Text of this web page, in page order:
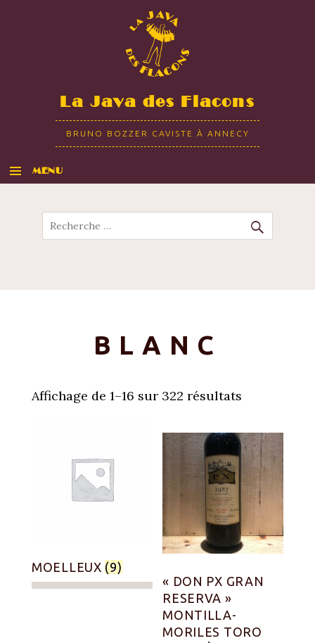
La Java des Flacons
BRUNO BOZZER CAVISTE À ANNECY
MENU
Recherche
BLANC
Affichage de 1–16 sur 322 résultats
MOELLEUX (9)
« DON PX GRAN
RESERVA »
MONTILLA-
MORILES TORO